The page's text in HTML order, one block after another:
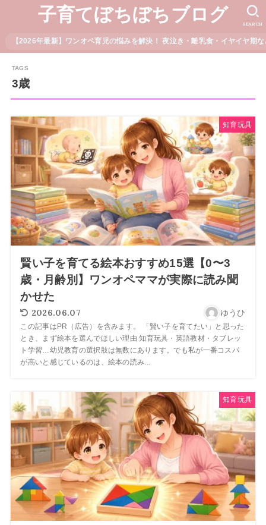
子育てぼちぼちブログ
【2026年最新】ワンオペ育児の悩みを解決！ 夜泣き・離乳食・イヤイヤ期
SEARCH
3歳
知育玩具
賢い子を育てる絵本おすすめ15選【0〜3
歳・月齢別】ワンオペママが実際に読み聞
かせた
2026.06.07 ゆうひ
この記事はPR（広告）を含みます。 「賢い子を育てたい」と思った
とき、まず絵本を選んでほしい理由 知育玩具・英語教材・タブレッ
ト学習…幼児教育の選択肢は無数にあります。でも私が一番コスパ
が高いと感じているのは、絵本の読み...
知育玩具